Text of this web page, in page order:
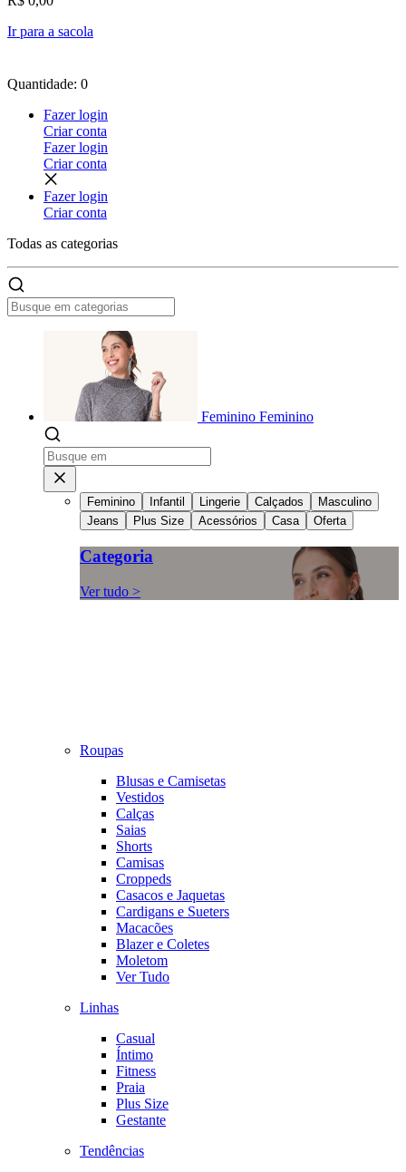
Ir para a sacola
Quantidade: 0
Fazer login
Criar conta
Fazer login
Criar conta
Fazer login
Criar conta
Todas as categorias
Feminino Feminino
Feminino Infantil Lingerie Calçados
Masculino
Jeans
Plus Size Acessórios Casa Oferta
Categoria
Ver tudo >
Roupas
Blusas e Camisetas
Vestidos
Calças
Saias
Shorts
Camisas
Croppeds
Casacos e Jaquetas
Cardigans e Sueters
Macacões
Blazer e Coletes
Moletom
Ver Tudo
Linhas
Casual
Íntimo
Fitness
Praia
Plus Size
Gestante
Tendências